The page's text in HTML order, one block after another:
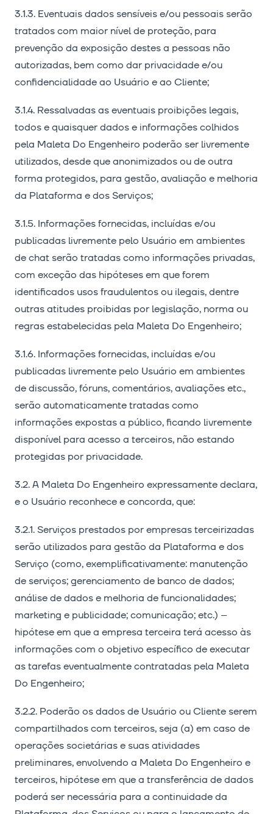
3.1.3. Eventuais dados sensíveis e/ou pessoais serão
tratados com maior nível de proteção, para
prevenção da exposição destes a pessoas não
autorizadas, bem como dar privacidade e/ou
confidencialidade ao Usuário e ao Cliente;
3.1.4. Ressalvadas as eventuais proibições legais,
todos e quaisquer dados e informações colhidos
pela Maleta Do Engenheiro poderão ser livremente
utilizados, desde que anonimizados ou de outra
forma protegidos, para gestão, avaliação e melhoria
da Plataforma e dos Serviços;
3.1.5. Informações fornecidas, incluídas e/ou
publicadas livremente pelo Usuário em ambientes
de chat serão tratadas como informações privadas,
com exceção das hipóteses em que forem
identificados usos fraudulentos ou ilegais, dentre
outras atitudes proibidas por legislação, norma ou
regras estabelecidas pela Maleta Do Engenheiro;
3.1.6. Informações fornecidas, incluídas e/ou
publicadas livremente pelo Usuário em ambientes
de discussão, fóruns, comentários, avaliações etc.,
serão automaticamente tratadas como
informações expostas a público, ficando livremente
disponível para acesso a terceiros, não estando
protegidas por privacidade.
3.2. A Maleta Do Engenheiro expressamente declara,
e o Usuário reconhece e concorda, que:
3.2.1. Serviços prestados por empresas terceirizadas
serão utilizados para gestão da Plataforma e dos
Serviço (como, exemplificativamente: manutenção
de serviços; gerenciamento de banco de dados;
análise de dados e melhoria de funcionalidades;
marketing e publicidade; comunicação; etc.) –
hipótese em que a empresa terceira terá acesso às
informações com o objetivo específico de executar
as tarefas eventualmente contratadas pela Maleta
Do Engenheiro;
3.2.2. Poderão os dados de Usuário ou Cliente serem
compartilhados com terceiros, seja (a) em caso de
operações societárias e suas atividades
preliminares, envolvendo a Maleta Do Engenheiro e
terceiros, hipótese em que a transferência de dados
poderá ser necessária para a continuidade da